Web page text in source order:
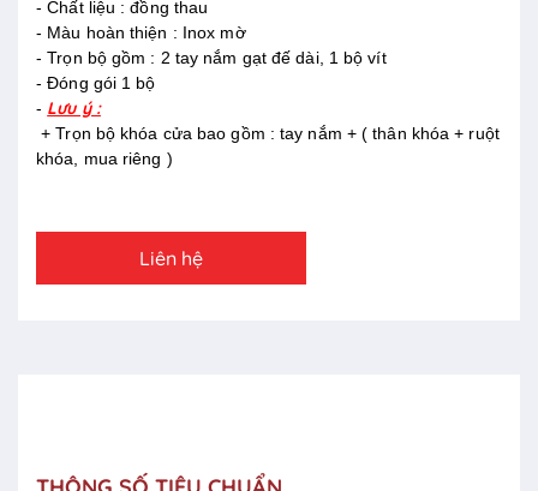
- Chất liệu : đồng thau
- Màu hoàn thiện : Inox mờ
- Trọn bộ gồm : 2 tay nắm gạt đế dài, 1 bộ vít
- Đóng gói 1 bộ
- Lưu ý :
+ Trọn bộ khóa cửa bao gồm : tay nắm + ( thân khóa + ruột
khóa, mua riêng )
Liên hệ